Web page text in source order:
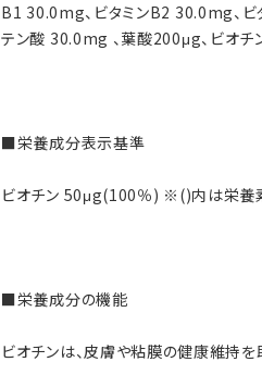
B1 30.0mg、ビタミンB2 30.0mg、
テン酸 30.0mg 、葉酸200μg、ビオチ
■栄養成分表示基準
ビオチン 50μg(100％) ※()内は栄養
■栄養成分の機能
ビオチンは、皮膚や粘膜の健康維持を